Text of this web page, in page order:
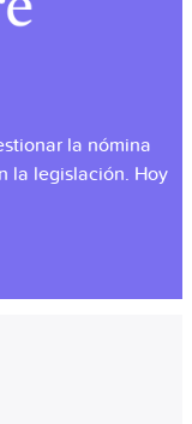
la nómina
la legislación. Hoy